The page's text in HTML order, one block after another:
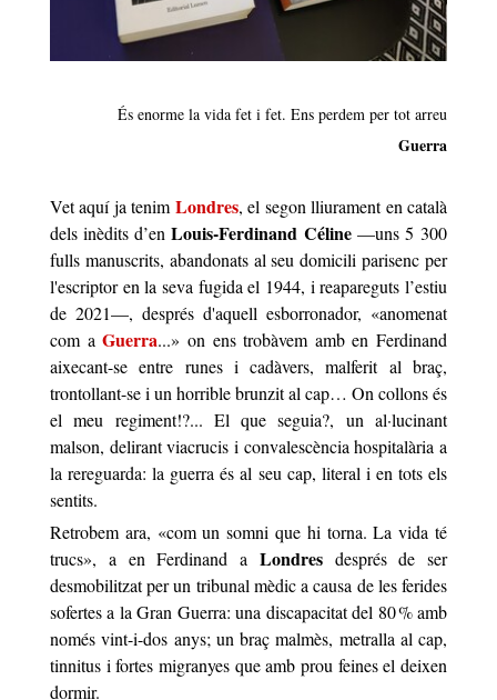
És enorme la vida fet i fet. Ens perdem per tot arreu
Guerra
Vet aquí ja tenim Londres, el segon lliurament en català
dels inèdits d’enLouis-Ferdinand Céline —uns 5 300
fulls manuscrits, abandonats al seu domicili parisenc per
l'escriptor en la seva fugida el 1944, i reapareguts l’estiu
de 2021—, després d'aquell esborronador, «anomenat
com aGuerra...» on ens trobàvem amb en Ferdinand
aixecant-se entre runes i cadàvers, malferit al braç,
trontollant-se i un horrible brunzit al cap… On collons és
el meu regiment!?... El que seguia?, un al·lucinant
malson, delirant viacrucis i convalescència hospitalària a
la rereguarda: la guerraés al seu cap, literal i en tots els
sentits.
Retrobem ara, «com un somni que hi torna. La vida té
trucs», a en Ferdinand a Londres després de ser
desmobilitzat per un tribunal mèdic a causa de les ferides
sofertes a la Gran Guerra: una discapacitat del 80 % amb
només vint-i-dos anys; un braç malmès, metralla al cap,
tinnitus i fortes migranyes que amb prou feines el deixen
dormir.